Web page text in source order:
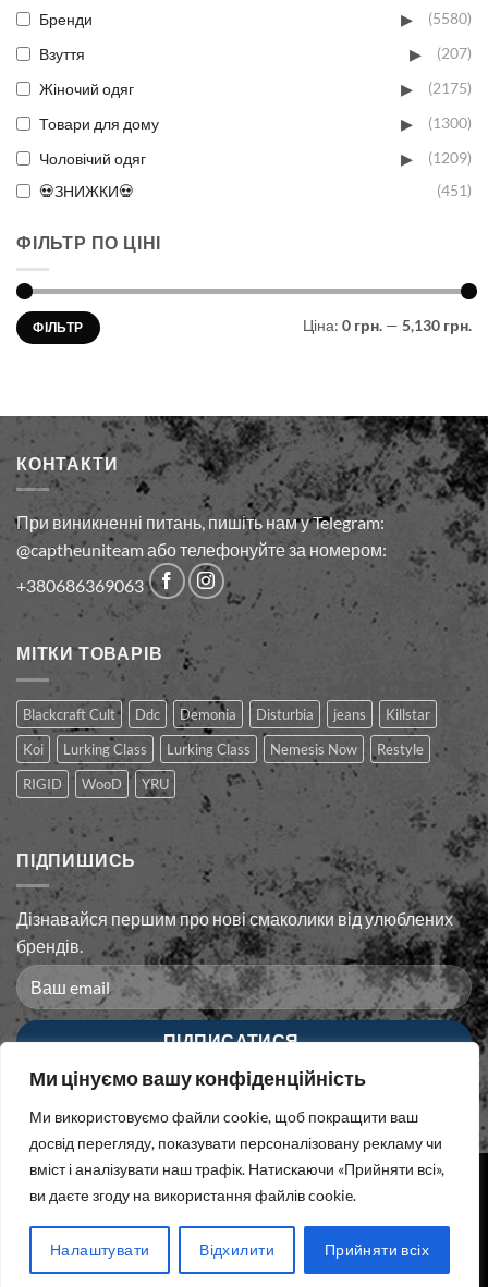
Ми цінуємо вашу конфіденційність
Ми використовуємо файли cookie, щоб покращити ваш
досвід перегляду, показувати персоналізовану рекламу чи
вміст і аналізувати наш трафік. Натискаючи «Прийняти всі»,
ви даєте згоду на використання файлів cookie.
Налаштувати Відхилити Прийняти всіх
Бренди ▸ (5580)
Взуття ▸ (207)
Жіночий одяг ▸ (2175)
Товари для дому ▸ (1300)
Чоловічий одяг ▸ (1209)
💀ЗНИЖКИ💀 (451)
ФІЛЬТР ПО ЦІНІ
Мінімальна
ціна
Найбільша
цінаФІЛЬТР Ціна: 0 грн. — 5,130 грн.
КОНТАКТИ
При виникненні питань, пишіть нам у Telegram:
@captheuniteam або телефонуйте за номером:
+380686369063
МІТКИ ТОВАРІВ
Blackcraft Cult Ddc Demonia Disturbia jeans
Killstar
Koi
Lurking Class Lurking Сlass Nemesis Now
Restyle
RIGID
WooD YRU
ПІДПИШИСЬ
Дізнавайся першим про нові смаколики від улюблених
брендів.
Create by 2026 ©CAPTHEUNIСПИСОК БАЖАНЬ